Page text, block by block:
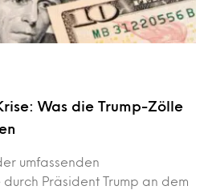
Was die Trump-Zölle
umfassenden
Präsident Trump an dem